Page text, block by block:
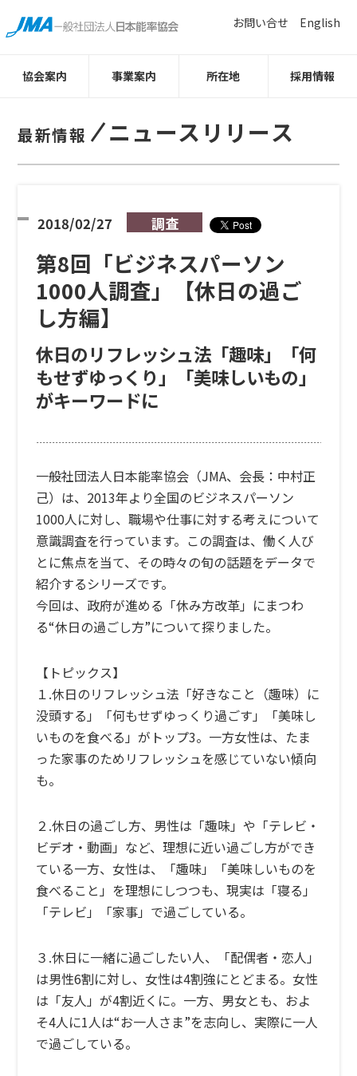
協会案内 事業案内 所在地 採用情報
お問い合せ English
最新情報 ニュースリリース
第8回「ビジネスパーソン
1000人調査」【休日の過ご
し方編】
休日のリフレッシュ法「趣味」「何
もせずゆっくり」「美味しいもの」
がキーワードに
2018/02/27 調査
一般社団法人日本能率協会（JMA、会長：中村正
己）は、2013年より全国のビジネスパーソン
1000人に対し、職場や仕事に対する考えについて
意識調査を行っています。この調査は、働く人び
とに焦点を当て、その時々の旬の話題をデータで
紹介するシリーズです。
今回は、政府が進める「休み方改革」にまつわ
る“休日の過ごし方”について探りました。
【トピックス】
１.休日のリフレッシュ法「好きなこと（趣味）に
没頭する」「何もせずゆっくり過ごす」「美味し
いものを食べる」がトップ3。一方女性は、たま
った家事のためリフレッシュを感じていない傾向
も。
２.休日の過ごし方、男性は「趣味」や「テレビ・
ビデオ・動画」など、理想に近い過ごし方ができ
ている一方、女性は、「趣味」「美味しいものを
食べること」を理想にしつつも、現実は「寝る」
「テレビ」「家事」で過ごしている。
３.休日に一緒に過ごしたい人、「配偶者・恋人」
は男性6割に対し、女性は4割強にとどまる。女性
は「友人」が4割近くに。一方、男女とも、およ
そ4人に1人は“お一人さま”を志向し、実際に一人
で過ごしている。